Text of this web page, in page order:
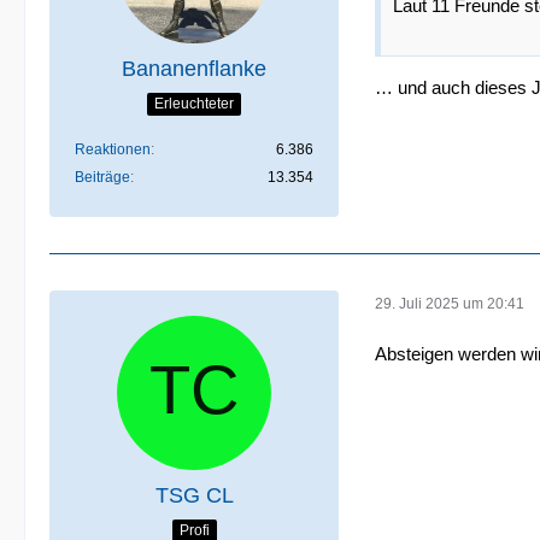
Bananenflanke
Erleuchteter
Reaktionen
6.386
Beiträge
13.354
Laut 11 Freunde
… und auch dieses
TSG CL
Profi
29. Juli 2025 um 20:41
Absteigen werden